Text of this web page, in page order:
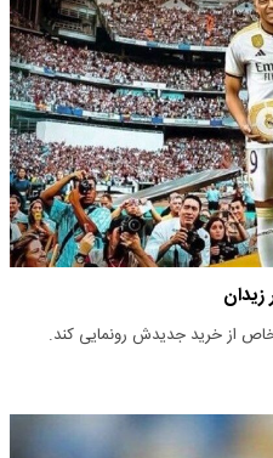
زیدان
خاص از خرید جدیدش رونمایی کند.